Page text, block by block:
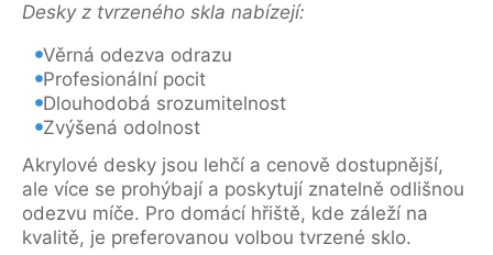
Desky z tvrzeného skla nabízejí:
Věrná odezva odrazu
Profesionální pocit
Dlouhodobá srozumitelnost
Zvýšená odolnost
Akrylové desky jsou lehčí a cenově dostupnější,
ale více se prohýbají a poskytují znatelně odlišnou
odezvu míče. Pro domácí hřiště, kde záleží na
kvalitě, je preferovanou volbou tvrzené sklo.